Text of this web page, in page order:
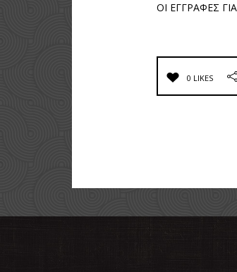
ΟΙ ΕΓΓΡΑΦΕΣ
0 LIKES